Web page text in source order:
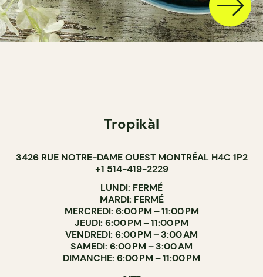
Tropikàl
3426 RUE NOTRE-DAME OUEST MONTRÉAL H4C 1P2
+1 514-419-2229
LUNDI: FERMÉ
MARDI: FERMÉ
MERCREDI: 6:00 PM – 11:00 PM
JEUDI: 6:00 PM – 11:00 PM
VENDREDI: 6:00 PM – 3:00 AM
SAMEDI: 6:00 PM – 3:00 AM
DIMANCHE: 6:00 PM – 11:00 PM